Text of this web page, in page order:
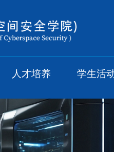
人才培养 学生活